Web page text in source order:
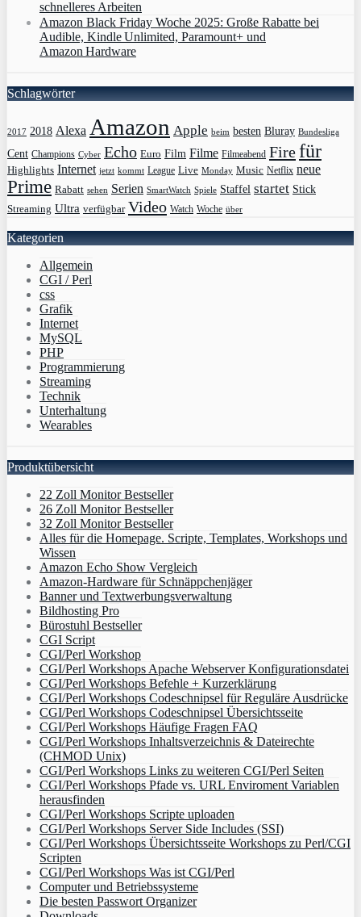
schnelleres Arbeiten
Amazon Black Friday Woche 2025: Große Rabatte bei
Audible, Kindle Unlimited, Paramount+ und
Amazon Hardware
Schlagwörter
2017 2018 Alexa Amazon Apple beim besten Bluray Bundesliga
Cent Champions Cyber Echo Euro Film Filme Filmeabend Firefür
Highlights Internet jetzt kommt League Live Monday Music Netflix neue
Prime Rabatt sehen Serien SmartWatch Spiele Staffel startet Stick
Streaming Ultra verfügbar Video Watch Woche über
Kategorien
Allgemein
CGI / Perl
css
Grafik
Internet
MySQL
PHP
Programmierung
Streaming
Technik
Unterhaltung
Wearables
Produktübersicht
22 Zoll Monitor Bestseller
26 Zoll Monitor Bestseller
32 Zoll Monitor Bestseller
Alles für die Homepage. Scripte, Templates, Workshops und
Wissen
Amazon Echo Show Vergleich
Amazon-Hardware für Schnäppchenjäger
Banner und Textwerbungsverwaltung
Bildhosting Pro
Bürostuhl Bestseller
CGI Script
CGI/Perl Workshop
CGI/Perl Workshops Apache Webserver Konfigurationsdatei
CGI/Perl Workshops Befehle + Kurzerklärung
CGI/Perl Workshops Codeschnipsel für Reguläre Ausdrücke
CGI/Perl Workshops Codeschnipsel Übersichtsseite
CGI/Perl Workshops Häufige Fragen FAQ
CGI/Perl Workshops Inhaltsverzeichnis & Dateirechte
(CHMOD Unix)
CGI/Perl Workshops Links zu weiteren CGI/Perl Seiten
CGI/Perl Workshops Pfade vs. URL Enviroment Variablen
herausfinden
CGI/Perl Workshops Scripte uploaden
CGI/Perl Workshops Server Side Includes (SSI)
CGI/Perl Workshops Übersichtsseite Workshops zu Perl/CGI
Scripten
CGI/Perl Workshops Was ist CGI/Perl
Computer und Betriebssysteme
Die besten Passwort Organizer